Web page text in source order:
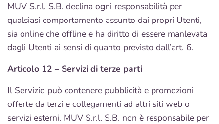
MUV S.r.l. S.B. declina ogni responsabilità per
qualsiasi comportamento assunto dai propri Utenti,
sia online che offline e ha diritto di essere manlevata
dagli Utenti ai sensi di quanto previsto dall’art. 6.
Articolo 12 – Servizi di terze parti
Il Servizio può contenere pubblicità e promozioni
offerte da terzi e collegamenti ad altri siti web o
servizi esterni. MUV S.r.l. S.B. non è responsabile per